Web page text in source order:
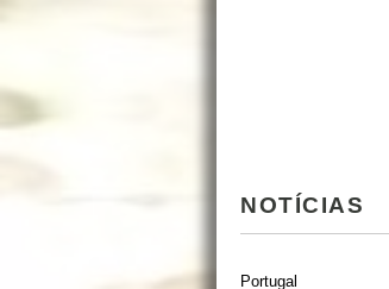
NOTÍCIAS
Portugal